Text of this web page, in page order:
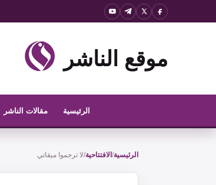
موقع الناشر
الرئيسية مقالات الناشر
الرئيسية/ الافتتاحية/لا ترجموا ميقاتي